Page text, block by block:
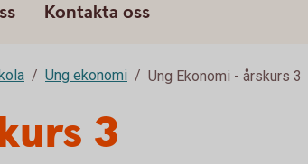
Kontakta oss
Ung ekonomi Ung Ekonomi - årskurs 3
3